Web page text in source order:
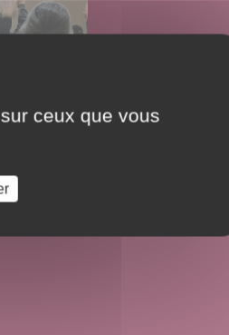
ceux que vous